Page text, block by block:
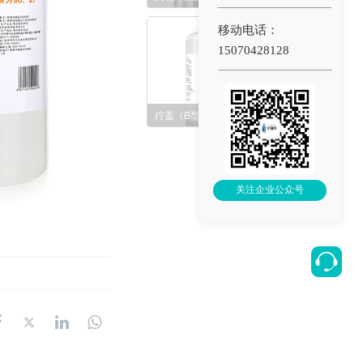
拧盖（B型）2.3%氯化钠盐水清洗液500ml
15070428128
移动电话：
关注企业公众号